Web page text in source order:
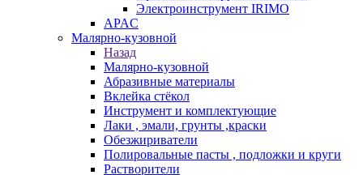
Электроинструмент IRIMO
APAC
Малярно-кузовной
Назад
Малярно-кузовной
Абразивные материалы
Вклейка стёкол
Инструмент и комплектующие
Лаки , эмали, грунты ,краски
Обезжириватели
Полировальные пасты , подложки и круги
Растворители